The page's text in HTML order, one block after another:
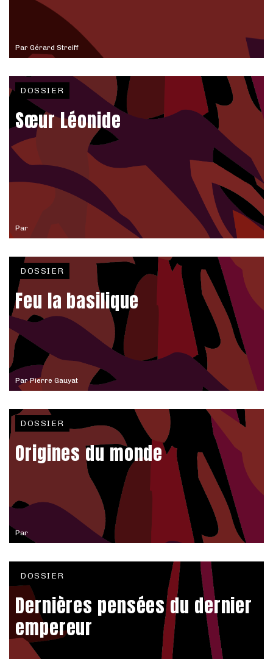
Par Gérard Streiff
Par
DOSSIER
Sœur Léonide
ParPierre Gauyat
DOSSIER
Feu la basilique
Par
DOSSIER
Origines du monde
DOSSIER
Dernières pensées du dernier
empereur